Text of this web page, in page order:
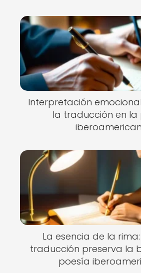
Interpretación
la traducción en la
La esencia de la
traducción preserva la
poesía